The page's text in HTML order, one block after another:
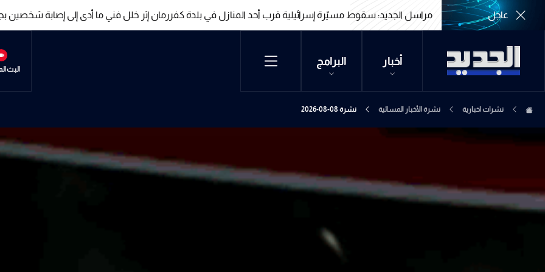
عاجل مراسل الجديد: سقوط مسيّرة إسرائيلية قرب أحد المنازل في بلدة كفررمان إثر خلل فني ما أدى إلى إصابة شخصين
أخبار البرامج
البث
نشرات اخبارية نشرة الأخبار المسائية نشرة 08-08-2026